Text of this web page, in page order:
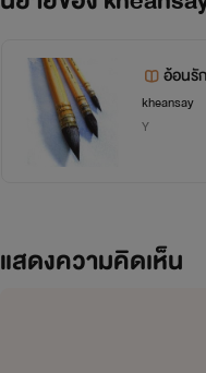
"โอ้ยแม่งหวานกันตล
"มีเมียดีก็ต้องโอ๋สิวะ" โ
"พี่บ้า" กาฟิวกล่าวด้วย
"แล้วมึงจะไปยุ่งกับเข
อ้อนรั
kheansay
Y
แสดงความคิดเห็น